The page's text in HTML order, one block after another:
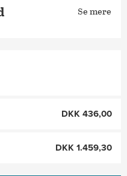
Se mere
DKK 436,00
DKK 1.459,30